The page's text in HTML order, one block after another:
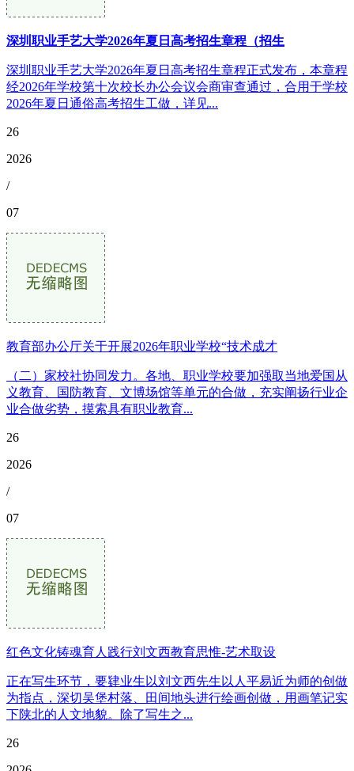
深圳职业手艺大学2026年夏日高考招生章程（招生
深圳职业手艺大学2026年夏日高考招生章程正式发布，本章程
经2026年学校第十次校长办公会议会商审查通过，合用于学校
2026年夏日通俗高考招生工做，详见...
26
2026
/
07
教育部办公厅关于开展2026年职业学校“技术成才
（二）家校社协同发力。各地、职业学校要加强取当地爱国从
义教育、国防教育、文博场馆等单元的合做，充实阐扬行业企
业合做劣势，摸索具有职业教育...
26
2026
/
07
红色文化铸魂育人践行刘文西教育思惟-艺术取设
正在写生环节，要肄业生以刘文西先生以人平易近为师的创做
为指点，深切吴堡村落、田间地头进行绘画创做，用画笔记实
下陕北的人文地貌。除了写生之...
26